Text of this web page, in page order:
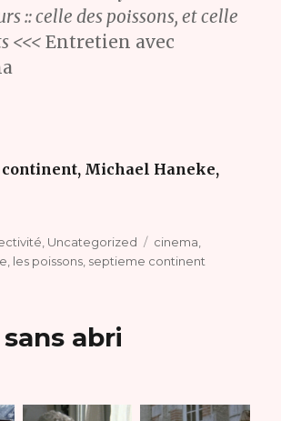
:: celle des poissons, et celle
<<<Entretien avec
continent, Michael Haneke,
Uncategorized Étiquettes
cinema
les poissons septieme continent
abri